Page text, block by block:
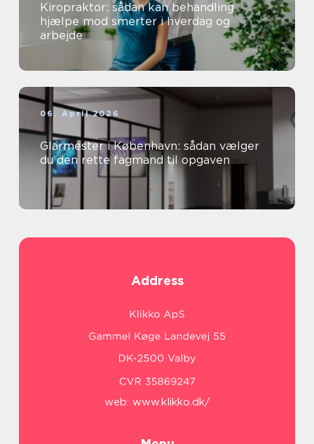
Kiropraktor: sådan kan behandling
hjælpe mod smerter i hverdag og
arbejde
06. April 2026
Glarmester i København: sådan vælger
du den rette fagmand til opgaven
Address
web: www.klikko.dk/